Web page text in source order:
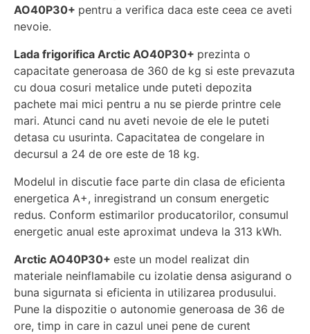
AO40P30+ pentru a verifica daca este ceea ce aveti
nevoie.
Lada frigorifica Arctic AO40P30+ prezinta o
capacitate generoasa de 360 de kg si este prevazuta
cu doua cosuri metalice unde puteti depozita
pachete mai mici pentru a nu se pierde printre cele
mari. Atunci cand nu aveti nevoie de ele le puteti
detasa cu usurinta. Capacitatea de congelare in
decursul a 24 de ore este de 18 kg.
Modelul in discutie face parte din clasa de eficienta
energetica A+, inregistrand un consum energetic
redus. Conform estimarilor producatorilor, consumul
energetic anual este aproximat undeva la 313 kWh.
Arctic AO40P30+ este un model realizat din
materiale neinflamabile cu izolatie densa asigurand o
buna sigurnata si eficienta in utilizarea produsului.
Pune la dispozitie o autonomie generoasa de 36 de
ore, timp in care in cazul unei pene de curent